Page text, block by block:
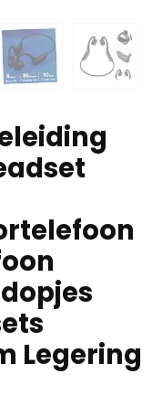
Legering